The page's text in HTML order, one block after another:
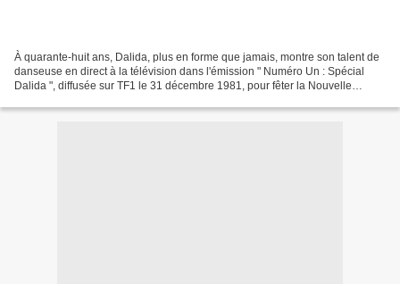
À quarante-huit ans, Dalida, plus en forme que jamais, montre son talent de
danseuse en direct à la télévision dans l'émission " Numéro Un : Spécial
Dalida ", diffusée sur TF1 le 31 décembre 1981, pour fêter la Nouvelle